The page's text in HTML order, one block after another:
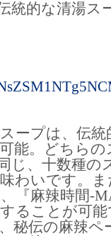
統的な清湯ス
ープは、伝
能。どちら
じ、十数種
わいです。
『麻辣時間-
ることが可
秘伝の麻辣